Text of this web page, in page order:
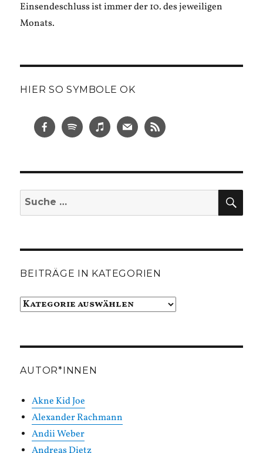
Einsendeschluss ist immer der 10. des jeweiligen
Monats.
HIER SO SYMBOLE OK
Suche
nach:
BEITRÄGE IN KATEGORIEN
Beiträge
AUTOR*INNEN
Akne Kid Joe
Alexander Rachmann
Andii Weber